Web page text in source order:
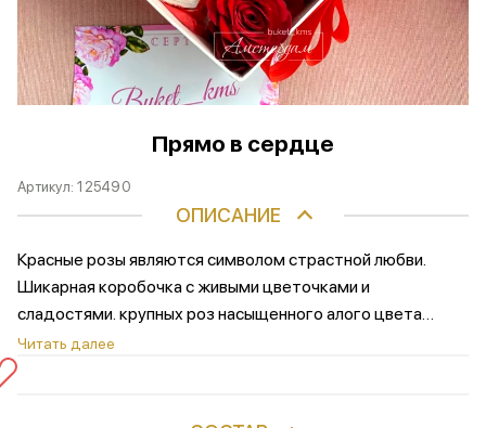
Прямо в сердце
Артикул:125490
ОПИСАНИЕ
Красные розы являются символом страстной любви.
Шикарная коробочка с живыми цветочками и
сладостями. крупных роз насыщенного алого цвета
станет выражением искренних чувств и порадует
Заказать букет можно онлайн или по телефону с
Читать далее